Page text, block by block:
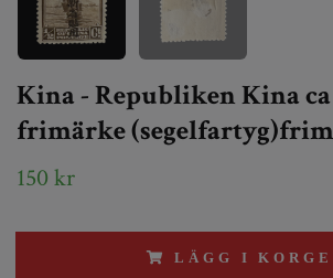
Kina - Republiken Kina ca
frimärke
150 kr
LÄGG I